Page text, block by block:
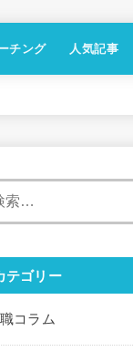
チング 人気記事
テゴリー
コラム